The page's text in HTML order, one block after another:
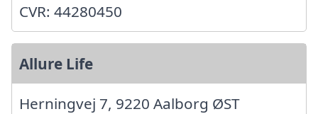
CVR: 44280450
Allure Life
Herningvej 7, 9220 Aalborg ØST